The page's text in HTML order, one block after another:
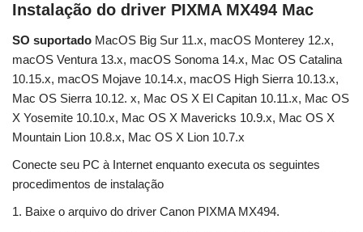
Instalação do driver PIXMA MX494 Mac
SO suportado MacOS Big Sur 11.x, macOS Monterey 12.x,
macOS Ventura 13.x, macOS Sonoma 14.x, Mac OS Catalina
10.15.x, macOS Mojave 10.14.x, macOS High Sierra 10.13.x,
Mac OS Sierra 10.12. x, Mac OS X El Capitan 10.11.x, Mac OS
X Yosemite 10.10.x, Mac OS X Mavericks 10.9.x, Mac OS X
Mountain Lion 10.8.x, Mac OS X Lion 10.7.x
Conecte seu PC à Internet enquanto executa os seguintes
procedimentos de instalação
1. Baixe o arquivo do driver Canon PIXMA MX494.